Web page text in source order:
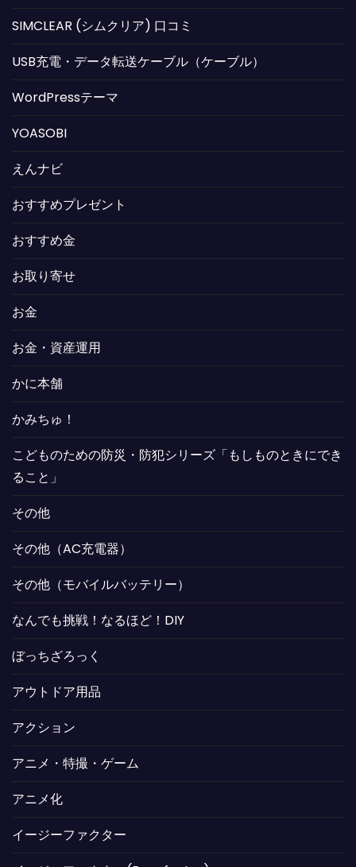
SIMCLEAR (シムクリア) 口コミ
USB充電・データ転送ケーブル（ケーブル）
WordPressテーマ
YOASOBI
えんナビ
おすすめプレゼント
おすすめ金
お取り寄せ
お金
お金・資産運用
かに本舗
かみちゅ！
こどものための防災・防犯シリーズ「もしものときにでき
ること」
その他
その他（AC充電器）
その他（モバイルバッテリー）
なんでも挑戦！なるほど！DIY
ぼっちざろっく
アウトドア用品
アクション
アニメ・特撮・ゲーム
アニメ化
イージーファクター